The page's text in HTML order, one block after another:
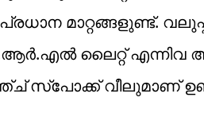
മാറ്റങ്ങളുണ്ട്.
ലൈറ്റ് എന്നിവ
സ്‌പോക്ക് വീലുമാണ്